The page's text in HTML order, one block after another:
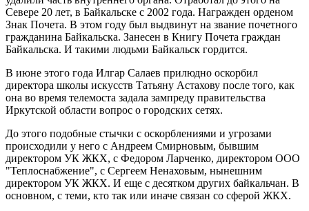
Севере 20 лет, в Байкальске с 2002 года. Награжден орденом
Знак Почета. В этом году был выдвинут на звание почетного
гражданина Байкальска. Занесен в Книгу Почета граждан
Байкальска. И такими людьми Байкальск гордится.
В июне этого года Илгар Салаев прилюдно оскорбил
директора школы искусств Татьяну Астахову после того, как
она во время телемоста задала зампреду правительства
Иркутской области вопрос о городских сетях.
До этого подобные стычки с оскорблениями и угрозами
происходили у него с Андреем Смирновым, бывшим
директором УК ЖКХ, с Федором Ларченко, директором ООО
"Теплоснабжение", с Сергеем Ненаховым, нынешним
директором УК ЖКХ. И еще с десятком других байкальчан. В
основном, с теми, кто так или иначе связан со сферой ЖКХ.